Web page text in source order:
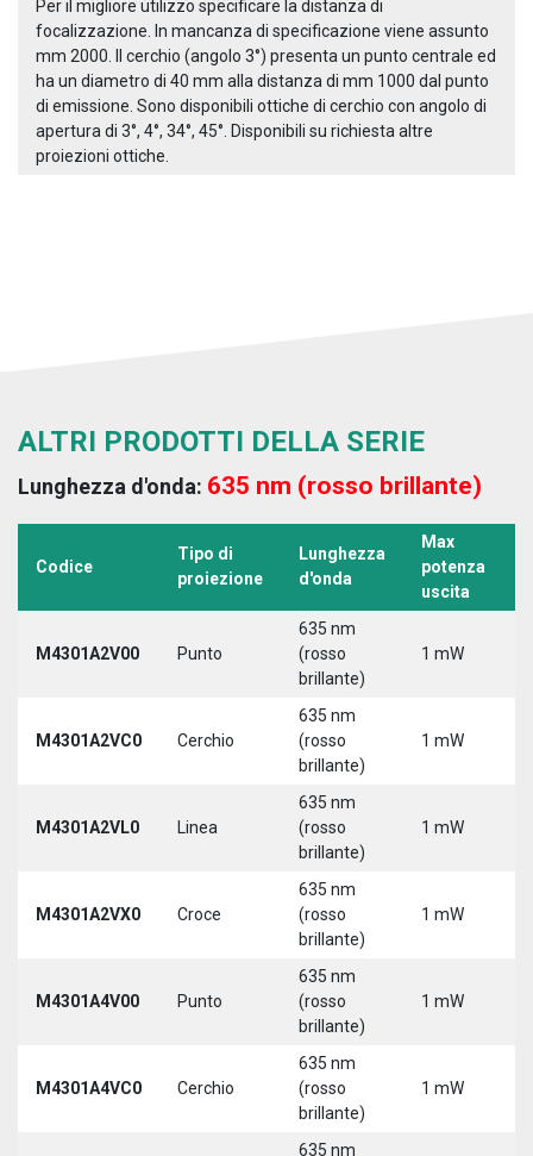
Per il migliore utilizzo specificare la distanza di
focalizzazione. In mancanza di specificazione viene assunto
mm 2000. Il cerchio (angolo 3°) presenta un punto centrale ed
ha un diametro di 40 mm alla distanza di mm 1000 dal punto
di emissione. Sono disponibili ottiche di cerchio con angolo di
apertura di 3°, 4°, 34°, 45°. Disponibili su richiesta altre
proiezioni ottiche.
ALTRI PRODOTTI DELLA SERIE
Lunghezza d'onda: 635 nm (rosso brillante)
Codice
Tipo di
proiezione
Lunghezza
d'onda
Max
potenza
uscita
M4301A2V00 Punto
635 nm
(rosso
brillante)
1 mW
M4301A2VC0 Cerchio
635 nm
(rosso
brillante)
1 mW
M4301A2VL0 Linea
635 nm
(rosso
brillante)
1 mW
M4301A2VX0 Croce
635 nm
(rosso
brillante)
1 mW
M4301A4V00 Punto
635 nm
(rosso
brillante)
1 mW
M4301A4VC0 Cerchio
635 nm
(rosso
brillante)
1 mW
635 nm